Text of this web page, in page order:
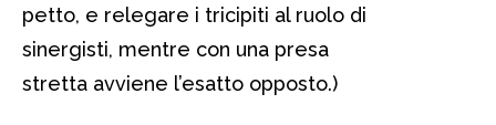
petto, e relegare i tricipiti al ruolo di
sinergisti, mentre con una presa
stretta avviene l’esatto opposto.)